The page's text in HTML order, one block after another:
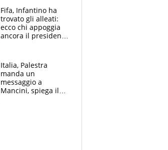
Diaz
Fifa, Infantino ha
trovato gli alleati:
ecco chi appoggia
ancora il presidente
Italia, Palestra
manda un
messaggio a
Mancini, spiega il